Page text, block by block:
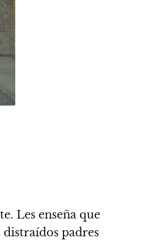
Les enseña que
distraídos padres